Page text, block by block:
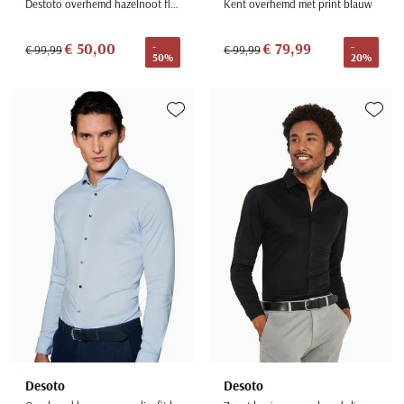
Destoto overhemd hazelnoot flanel slim fit
€ 99,99€ 50,00
-
50%
Kent overhemd met print blauw
€ 99,99€ 79,99
-
20%
Desoto
Toevoegen aan favorieten
Desoto